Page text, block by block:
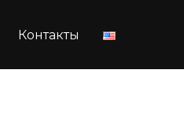
Контакты